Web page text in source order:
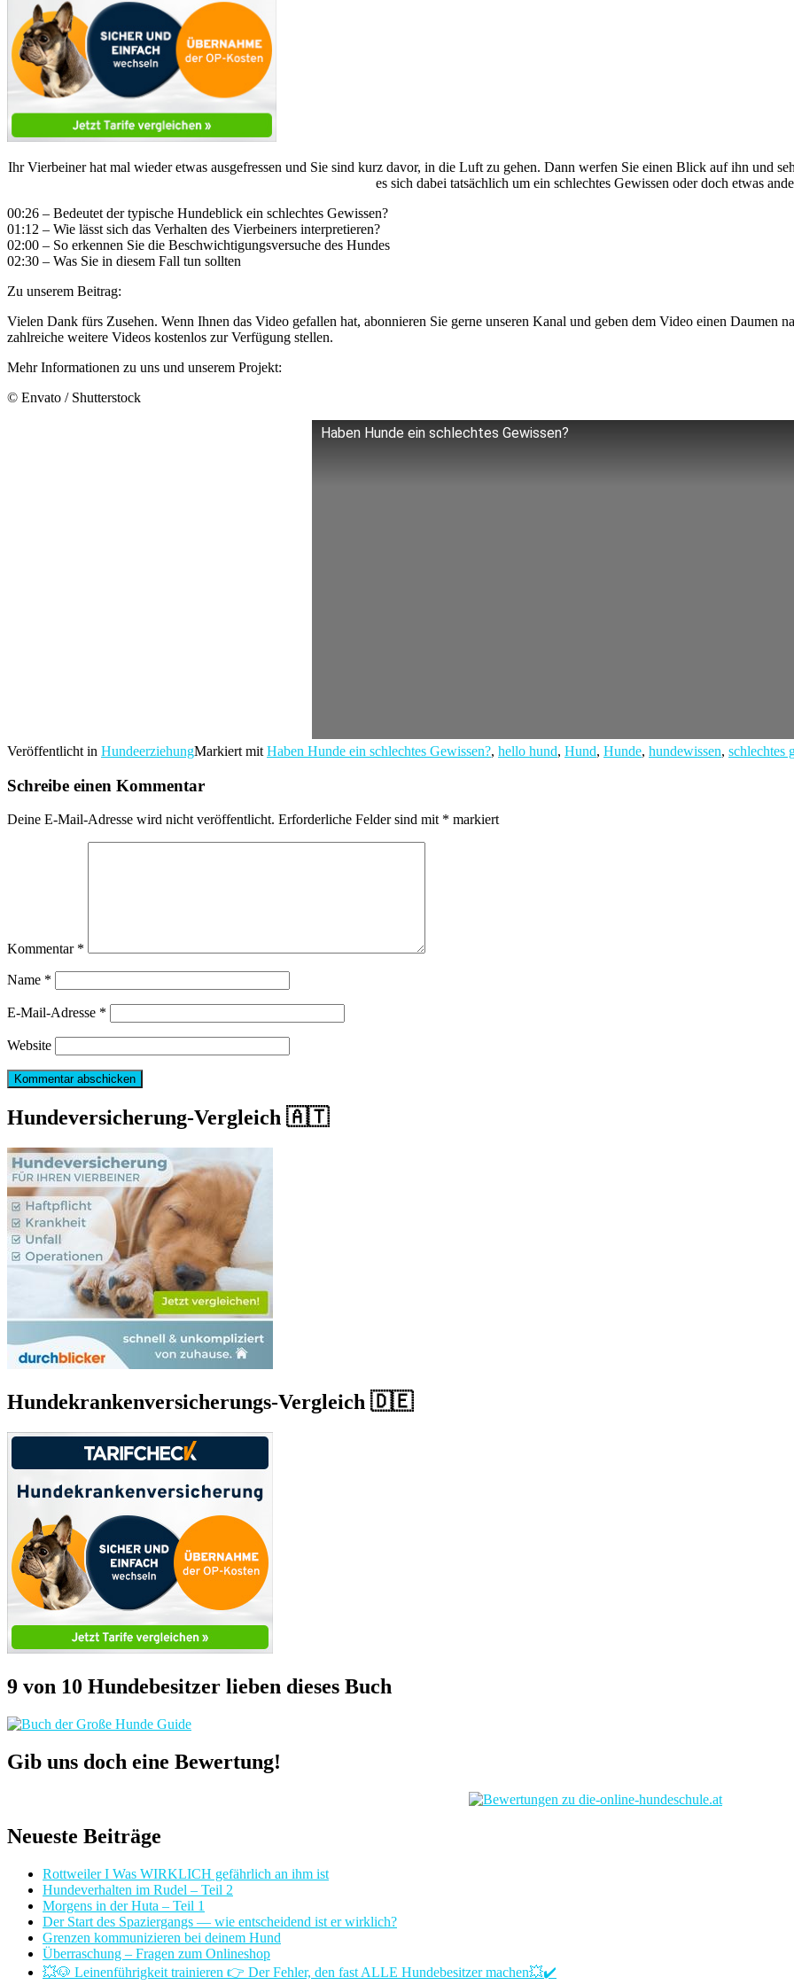
Ihr Vierbeiner hat mal wieder etwas ausgefressen und Sie sind kurz davor, in die Luft zu gehen. Dann werfen Sie einen Blick auf ihn und
es sich dabei tatsächlich um ein schlechtes Gewissen oder doch etwas
00:26 – Bedeutet der typische Hundeblick ein schlechtes Gewissen?
01:12 – Wie lässt sich das Verhalten des Vierbeiners interpretieren?
02:00 – So erkennen Sie die Beschwichtigungsversuche des Hundes
02:30 – Was Sie in diesem Fall tun sollten
Zu unserem Beitrag:
Vielen Dank fürs Zusehen. Wenn Ihnen das Video gefallen hat, abonnieren Sie gerne unseren Kanal und geben dem Video einen
zahlreiche weitere Videos kostenlos zur Verfügung stellen.
Mehr Informationen zu uns und unserem Projekt:
© Envato / Shutterstock
Haben Hunde ein schlechtes Gewissen?
Veröffentlicht in HundeerziehungMarkiert mit Haben Hunde ein schlechtes Gewissen?, hello hund, Hund, Hunde, hundewissen, schlechtes
Schreibe einen Kommentar
Deine E-Mail-Adresse wird nicht veröffentlicht. Erforderliche Felder sind mit * markiert
Kommentar *
Name *
E-Mail-Adresse *
Website
Hundeversicherung-Vergleich 🇦🇹
Hundekrankenversicherungs-Vergleich 🇩🇪
9 von 10 Hundebesitzer lieben dieses Buch
Gib uns doch eine Bewertung!
Neueste Beiträge
Rottweiler I Was WIRKLICH gefährlich an ihm ist
Hundeverhalten im Rudel – Teil 2
Morgens in der Huta – Teil 1
Der Start des Spaziergangs — wie entscheidend ist er wirklich?
Grenzen kommunizieren bei deinem Hund
Überraschung – Fragen zum Onlineshop
💥🐶 Leinenführigkeit trainieren 👉 Der Fehler, den fast ALLE Hundebesitzer machen💥✔️